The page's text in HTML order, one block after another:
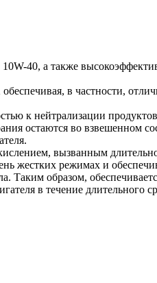
40, а также
в частности,
к нейтрализации
остаются во взвешенном
вызванным
жестких режимах и
Таким образом,
в течение длительного